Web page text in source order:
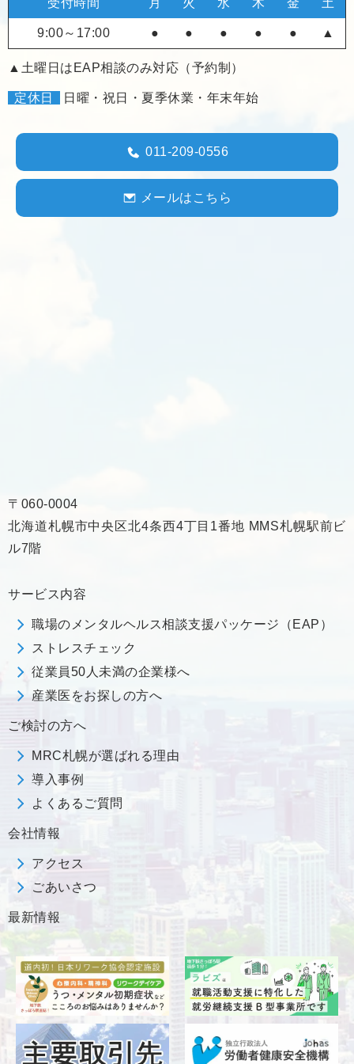
受付時間 月 火 水 木 金 土
9:00～17:00 ● ● ● ● ● ▲
▲土曜日はEAP相談のみ対応（予約制）
定休日 日曜・祝日・夏季休業・年末年始
011-209-0556
メールはこちら
〒060-0004
北海道札幌市中央区北4条西4丁目1番地 MMS札幌駅前ビ
ル7階
サービス内容
職場のメンタルヘルス相談支援パッケージ（EAP）
ストレスチェック
従業員50人未満の企業様へ
産業医をお探しの方へ
ご検討の方へ
MRC札幌が選ばれる理由
導入事例
よくあるご質問
会社情報
アクセス
ごあいさつ
最新情報